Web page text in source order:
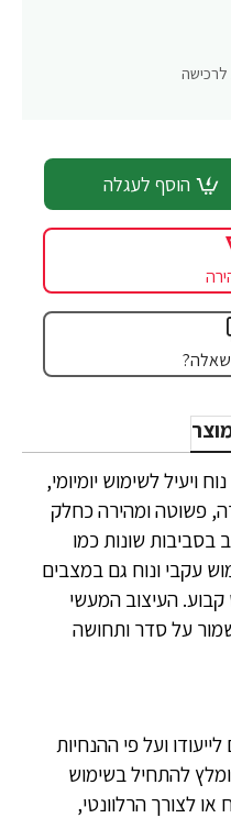
הוסף לעגלה
ויעיל לשימוש יומיומי,
פשוטה ומהירה כחלק
שונות כמו
עקבי ונוח גם במצבים
קבוע. העיצוב המעשי
על סדר ותחושה
ועל פי ההנחיות
להתחיל בשימוש
לצורך הרלוונטי,